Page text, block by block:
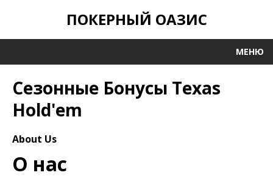
ПОКЕРНЫЙ ОАЗИС
МЕНЮ
Сезонные Бонусы Texas
Hold'em
About Us
О нас